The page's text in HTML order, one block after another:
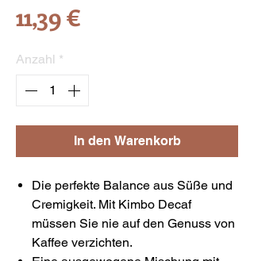
11,39 €
Anzahl *
In den Warenkorb
Die perfekte Balance aus Süße und
Cremigkeit. Mit Kimbo Decaf
müssen Sie nie auf den Genuss von
Kaffee verzichten.